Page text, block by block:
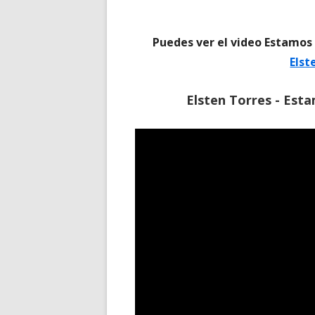
Puedes ver el video
Elsten Torres -